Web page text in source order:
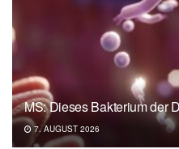
Talmor-
Metabolomic
reveals
artery
Fromentin, S.,
al.
the
MS: Dieses Bakterium der
7. AUGUST 2026